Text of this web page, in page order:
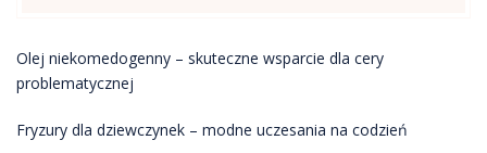
Olej niekomedogenny – skuteczne wsparcie dla cery
problematycznej
Fryzury dla dziewczynek – modne uczesania na codzień